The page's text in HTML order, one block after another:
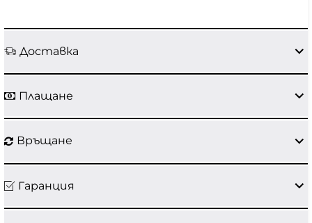
Доставка
Плащане
Връщане
Гаранция